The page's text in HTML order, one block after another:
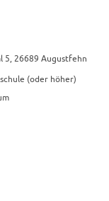
5, 26689 Augustfehn
(oder höher)